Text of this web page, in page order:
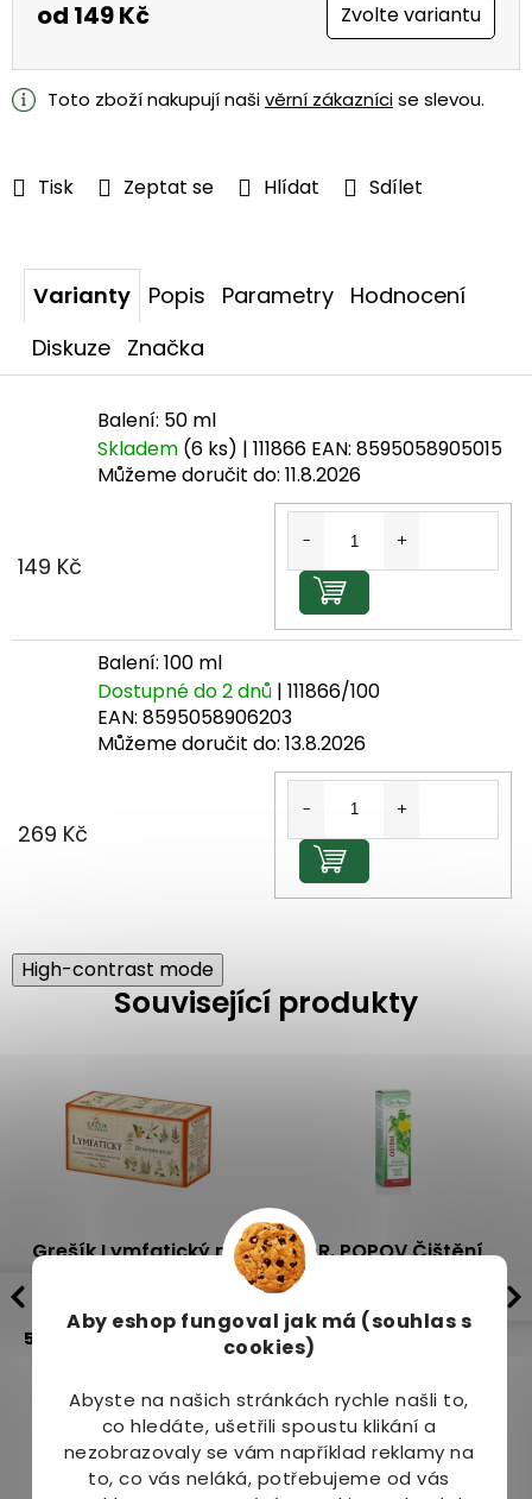
Aby eshop fungoval jak má (souhlas s
cookies)
Abyste na našich stránkách rychle našli to,
co hledáte, ušetřili spoustu klikání a
nezobrazovaly se vám například reklamy na
to, co vás neláká, potřebujeme od vás
Tisk Zeptat se Hlídat Sdílet
od 149 Kč
cena:
Zvolte variantu
Toto zboží nakupují našivěrní zákaznícise slevou.
High-contrast mode
Související produkty
Grešík Lymfatický n.s.
20x1.5g Devatero bylin
5.0
Dostupné do 3
DR. POPOV Čištění
bylinné kapky 50 ml
3.0
Skladem
Varianty Popis Parametry Hodnocení
Diskuze Značka
Balení: 50 ml
Skladem (6 ks) | 111866 EAN: 8595058905015
Můžeme doručit do: 11.8.2026
149 Kč
Do košíku
Balení: 100 ml
Dostupné do 2 dnů | 111866/100
EAN: 8595058906203
Můžeme doručit do: 13.8.2026
269 Kč
Do košíku